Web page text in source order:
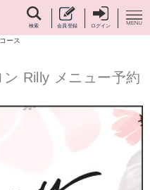
検索 会員登録 ログイン
ース
Rilly メニュー予約